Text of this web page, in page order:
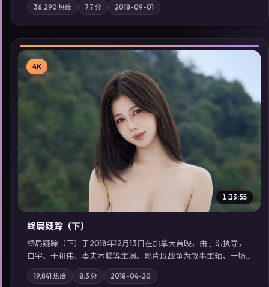
乐强化地域气质；站内亦可通过「国产免费观看高清电视剧在线
看」延展检索同类型高分佳作，畅享高清在线追剧体验。
36,290 热度 7.7 分 2018-09-01
▶
4K
1:13:55
终局疑踪（下）
终局疑踪（下）于2018年12月13日在加拿大首映，由宁浩执导，
白宇、于和伟、妻夫木聪等主演。影片以战争为叙事主轴，一场
意外将众人卷入不可撤回的连锁反应；摄影与配乐强化地域气
质；站内亦可通过「国产免费观看高清电视剧在线看」延展检索
19,841 热度 8.3 分 2018-04-20